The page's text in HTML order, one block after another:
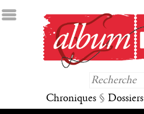
Chroniques § Dossiers